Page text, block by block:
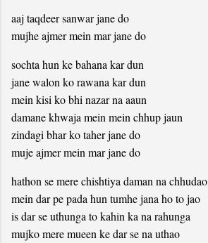
aaj taqdeer sanwar jane do
mujhe ajmer mein mar jane do
sochta hun ke bahana kar dun
jane walon ko rawana kar dun
mein kisi ko bhi nazar na aaun
damane khwaja mein mein chhup jaun
zindagi bhar ko taher jane do
muje ajmer mein mar jane do
hathon se mere chishtiya daman na chhudao
mein dar pe pada hun tumhe jana ho to jao
is dar se uthunga to kahin ka na rahunga
mujko mere mueen ke dar se na uthao